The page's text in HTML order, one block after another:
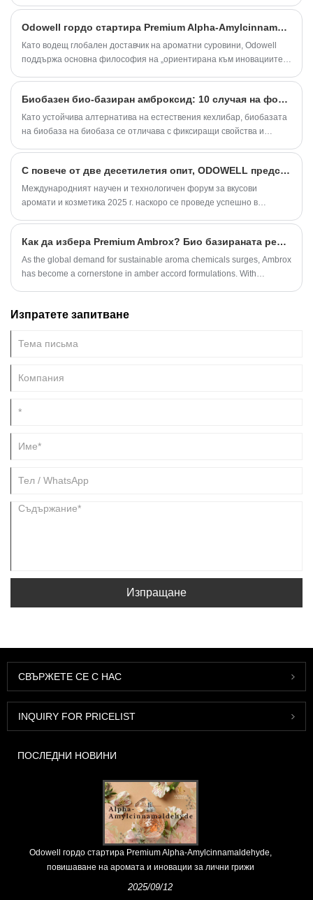
Odowell гордо стартира Premium Alpha-Amylcinnamaldehyde, повишаване на аромата и иновации за лични грижи
Като водещ глобален доставчик на ароматни суровини, Odowell
поддържа основна философия на „ориентирана към иновациите,
Биобазен био-базиран амброксид: 10 случая на формулиране на козметични и домакински аромати
Като устойчива алтернатива на естествения кехлибар, биобазата
на биобаза на биобаза се отличава с фиксиращи свойства и
естествения кехлибар, като същевременно гарантира стабилност
и екологичност. По -долу са 10 професионални формулировки за
ежедневни химически продукти, предназначени да изследват
​С повече от две десетилетия опит, ODOWELL представя на Международния форум за наука и технологии за вкусови аромати и козметика през 2025 г.
Международният научен и технологичен форум за вкусови
аромати и козметика 2025 г. наскоро се проведе успешно в
Как да избера Premium Ambrox? Био базираната революция в мускусните съставки
As the global demand for sustainable aroma chemicals surges, Ambrox
has become a cornerstone in amber accord formulations. With
superiority and cost efficiency.
Изпратете запитване
Изпращане
СВЪРЖЕТЕ СЕ С НАС
INQUIRY FOR PRICELIST
ПОСЛЕДНИ НОВИНИ
Odowell гордо стартира Premium Alpha-Amylcinnamaldehyde,
повишаване на аромата и иновации за лични грижи
2025/09/12